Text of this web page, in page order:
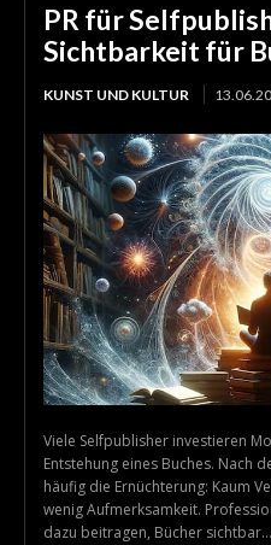
PR für
Sichtbarkeit für
KUNST UND KULTUR
Viele Selfpublisher investieren
Entstehung eines Buches. Nach
häufig die Ernüchterung: Kaum
wenig Aufmerksamkeit.
dazu beitragen, Bücher sichtbar...